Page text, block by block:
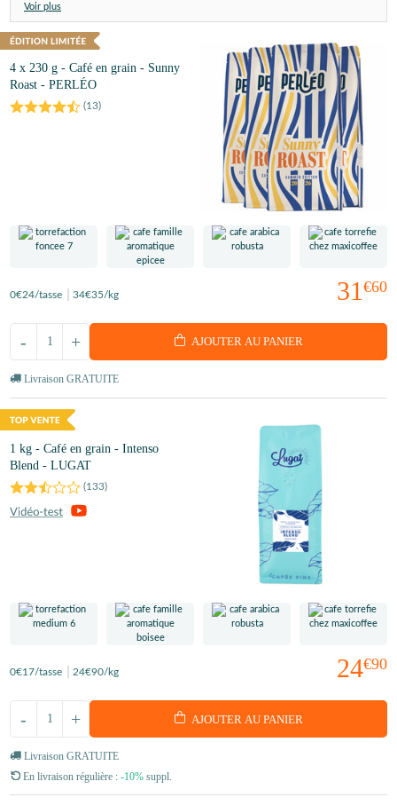
Voir plus
4 x 230 g - Café en grain - Sunny
Roast - PERLÉO
(13)
31 €60
0€24/tasse 34€35/kg
+
- AJOUTER AU PANIER
Livraison GRATUITE
1 kg - Café en grain - Intenso
Blend - LUGAT
(133)
24€90
0€17/tasse 24€90/kg
+
- AJOUTER AU PANIER
Livraison GRATUITE
En livraison régulière : -10% suppl.